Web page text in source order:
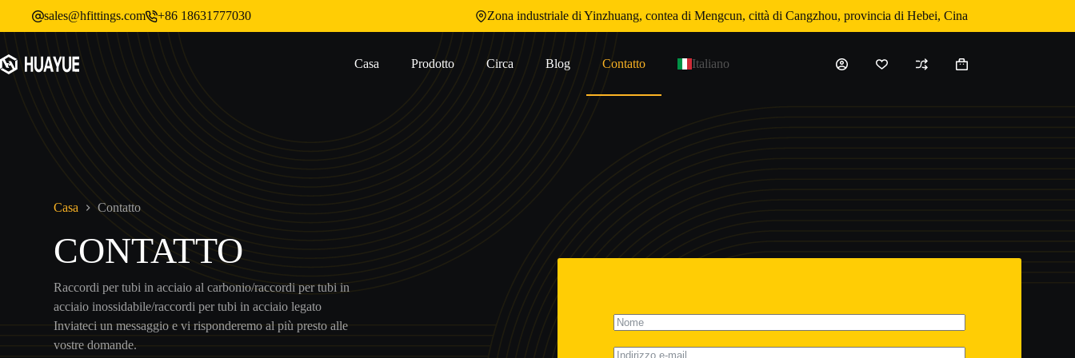
contenuto
sales@hfittings.com +86 18631777030 Zona industriale di Yinzhuang, contea di Mengcun, città di Cangzhou, provincia di Hebei, Cina
Casa Prodotto Circa Blog Contatto Italiano
Carrello
Casa Contatto
CONTATTO
Raccordi per tubi in acciaio al carbonio/raccordi per tubi in
acciaio inossidabile/raccordi per tubi in acciaio legato
Inviateci un messaggio e vi risponderemo al più presto alle
vostre domande.